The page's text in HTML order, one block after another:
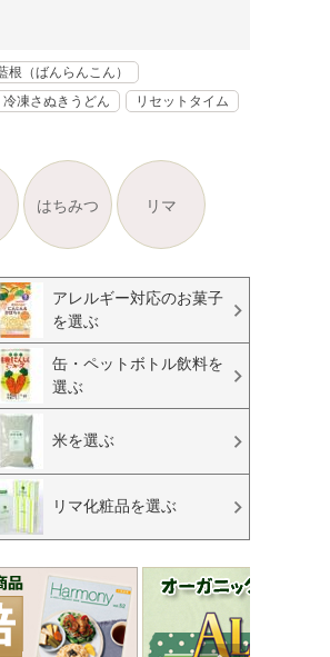
根（ばんらんこん）
冷凍さぬきうどん
リセットタイム
はちみつ リマ
アレルギー対応のお菓子
を選ぶ
缶・ペットボトル飲料を
選ぶ
米を選ぶ
リマ化粧品を選ぶ